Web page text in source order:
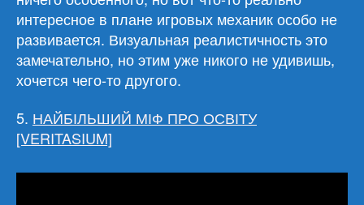
интересное в плане игровых механик особо не
развивается. Визуальная реалистичность это
замечательно, но этим уже никого не удивишь,
хочется чего-то другого.
5. НАЙБІЛЬШИЙ МІФ ПРО ОСВІТУ
[VERITASIUM]